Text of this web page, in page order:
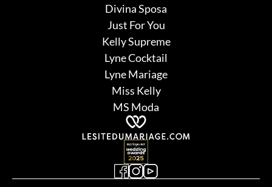
Divina Sposa
Just For You
Kelly Supreme
Lyne Cocktail
Lyne Mariage
Miss Kelly
MS Moda